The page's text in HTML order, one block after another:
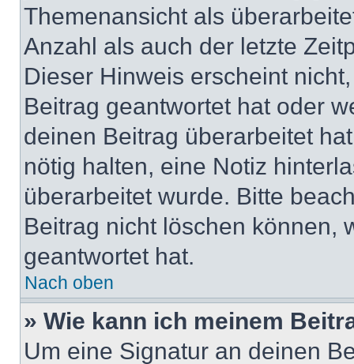
Themenansicht als
Anzahl als auch der letzte
Dieser Hinweis erscheint
Beitrag geantwortet hat oder
deinen Beitrag überarbeitet
nötig halten, eine Notiz
überarbeitet wurde. Bitte
Beitrag nicht löschen können,
geantwortet hat.
Nach oben
» Wie kann ich meinem
Um eine Signatur an deinen